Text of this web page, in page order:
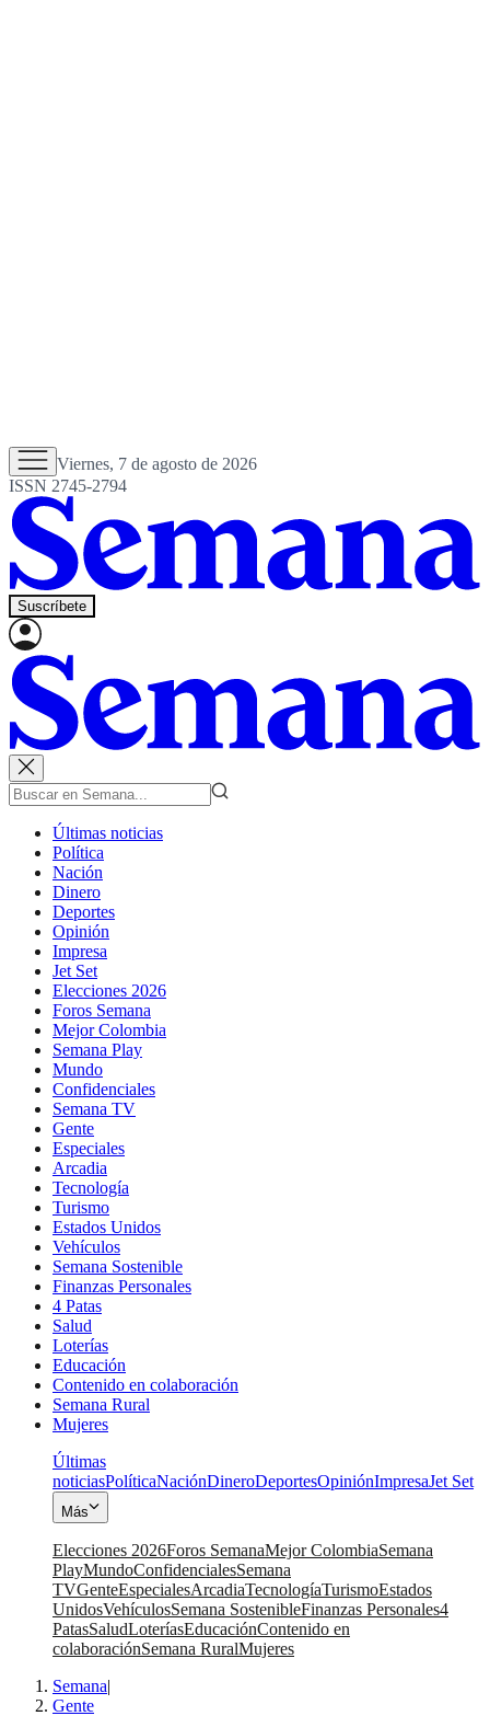
Viernes, 7 de agosto de 2026
ISSN 2745-2794
Suscríbete
Últimas noticias
Política
Nación
Dinero
Deportes
Opinión
Impresa
Jet Set
Elecciones 2026
Foros Semana
Mejor Colombia
Semana Play
Mundo
Confidenciales
Semana TV
Gente
Especiales
Arcadia
Tecnología
Turismo
Estados Unidos
Vehículos
Semana Sostenible
Finanzas Personales
4 Patas
Salud
Loterías
Educación
Contenido en colaboración
Semana Rural
Mujeres
Últimas
noticiasPolíticaNaciónDineroDeportesOpiniónImpresaJet Set
Más
Elecciones 2026Foros SemanaMejor ColombiaSemana
PlayMundoConfidencialesSemana
TVGenteEspecialesArcadiaTecnologíaTurismoEstados
UnidosVehículosSemana SostenibleFinanzas Personales4
PatasSaludLoteríasEducaciónContenido en
colaboraciónSemana RuralMujeres
Semana|
Gente